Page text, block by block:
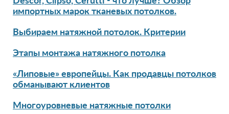
импортных марок тканевых потолков.
Выбираем натяжной потолок. Критерии
Этапы монтажа натяжного потолка
«Липовые» европейцы. Как продавцы потолков
обманывают клиентов
Многоуровневые натяжные потолки